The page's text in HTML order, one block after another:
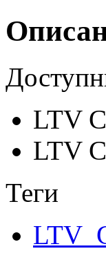
LTV
LTV
Теги